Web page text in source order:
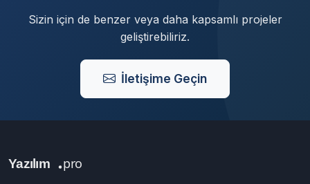
Sizin için de benzer veya daha kapsamlı projeler
geliştirebiliriz.
İletişime Geçin